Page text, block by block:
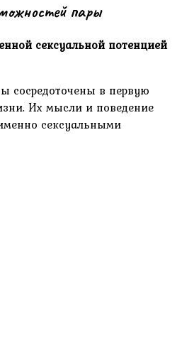
пары
сексуальной потенцией
в первую
Их мысли и поведение
сексуальными